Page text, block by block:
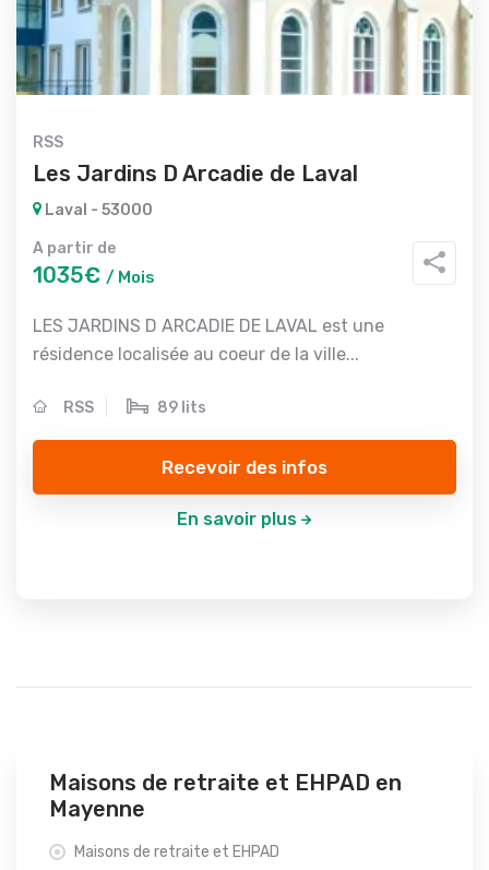
RSS
Les Jardins D Arcadie de Laval
Laval - 53000
A partir de
1035€ / Mois
LES JARDINS D ARCADIE DE LAVAL est une
résidence localisée au coeur de la ville...
RSS 89 lits
Recevoir des infos
En savoir plus
Maisons de retraite et EHPAD en
Mayenne
Maisons de retraite et EHPAD